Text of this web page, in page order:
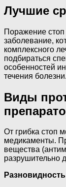
Лучшие
Поражение
заболевание,
комплексного
подбираться
особенностей
течения болезни.
Виды
От грибка стоп
медикаменты.
вещества
разрушительно